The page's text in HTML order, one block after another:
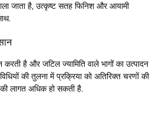
जाता है, उत्कृष्ट सतह फिनिश और आयामी
है और जटिल ज्यामिति वाले भागों का उत्पादन
की तुलना में प्रक्रिया को अतिरिक्त चरणों की
लागत अधिक हो सकती है.